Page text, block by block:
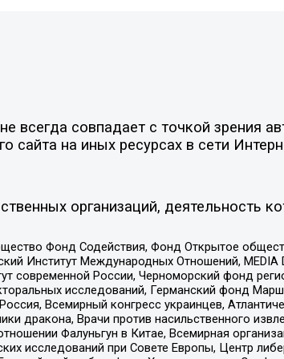
совпадает с точкой зрения
сайта на иных ресурсах в сети
организаций, деятельность
Фонд Содействия, Фонд Открытое
Институт Международных Отношений, MEDIA
современной России, Черноморский фонд
исследований, Германский фонд
Всемирный конгресс украинцев,
Врачи против насильственного
Фалуньгун в Китае, Всемирная
исследований при Совете Европы, Центр